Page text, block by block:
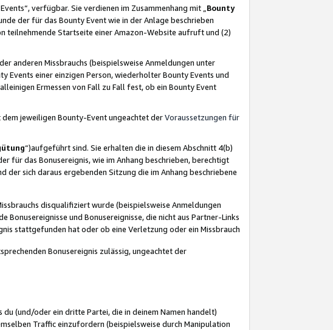
verfügbar. Sie verdienen im Zusammenhang mit „ Bounty
der für das Bounty Event wie in der Anlage beschrieben
teilnehmende Startseite einer Amazon-Website aufruft und (2)
anderen Missbrauchs (beispielsweise Anmeldungen unter
Events einer einzigen Person, wiederholter Bounty Events und
Ermessen von Fall zu Fall fest, ob ein Bounty Event
jeweiligen Bounty-Event ungeachtet derVoraussetzungen für
“)aufgeführt sind. Sie erhalten die in diesem Abschnitt 4(b)
für das Bonusereignis, wie im Anhang beschrieben, berechtigt
sich daraus ergebenden Sitzung die im Anhang beschriebene
disqualifiziert wurde (beispielsweise Anmeldungen
und Bonusereignisse, die nicht aus Partner-Links
stattgefunden hat oder ob eine Verletzung oder ein Missbrauch
Bonusereignis zulässig, ungeachtet der
(und/oder ein dritte Partei, die in deinem Namen handelt)
Traffic einzufordern (beispielsweise durch Manipulation